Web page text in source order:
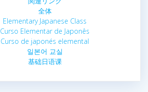
全体
Elementary Japanese Class
Curso Elementar de Japonês
Curso de japonés elemental
일본어 교실
基础日语课